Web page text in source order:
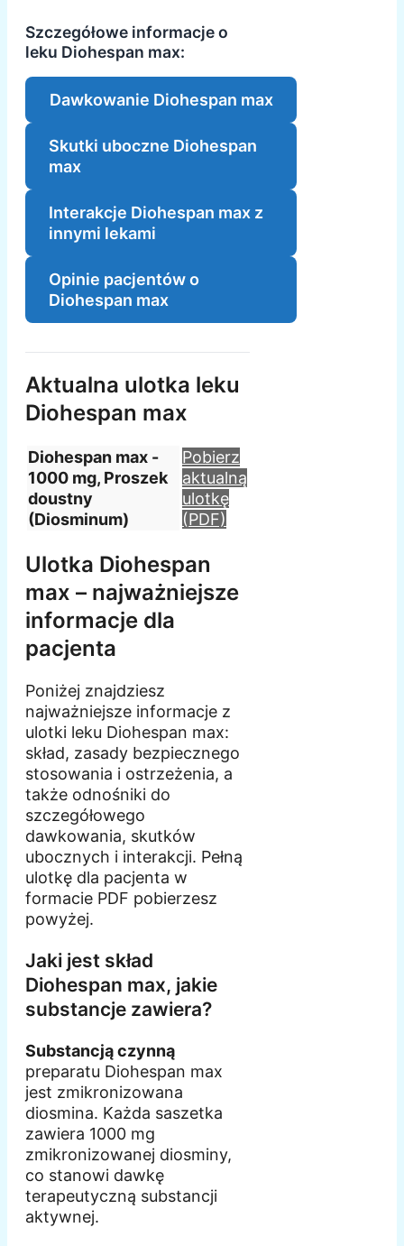
Szczegółowe informacje o
leku Diohespan max:
Dawkowanie Diohespan max
Skutki uboczne Diohespan
max
Interakcje Diohespan max z
innymi lekami
Opinie pacjentów o
Diohespan max
Aktualna ulotka leku
Diohespan max
Diohespan max -
1000 mg, Proszek
doustny
(Diosminum)
Pobierz
aktualną
ulotkę
(PDF)
Ulotka Diohespan
max – najważniejsze
informacje dla
pacjenta
Poniżej znajdziesz
najważniejsze informacje z
ulotki leku Diohespan max:
skład, zasady bezpiecznego
stosowania i ostrzeżenia, a
także odnośniki do
szczegółowego
dawkowania, skutków
ubocznych i interakcji. Pełną
ulotkę dla pacjenta w
formacie PDF pobierzesz
powyżej.
Jaki jest skład
Diohespan max, jakie
substancje zawiera?
Substancją czynną
preparatu Diohespan max
jest zmikronizowana
diosmina. Każda saszetka
zawiera 1000 mg
zmikronizowanej diosminy,
co stanowi dawkę
terapeutyczną substancji
aktywnej.